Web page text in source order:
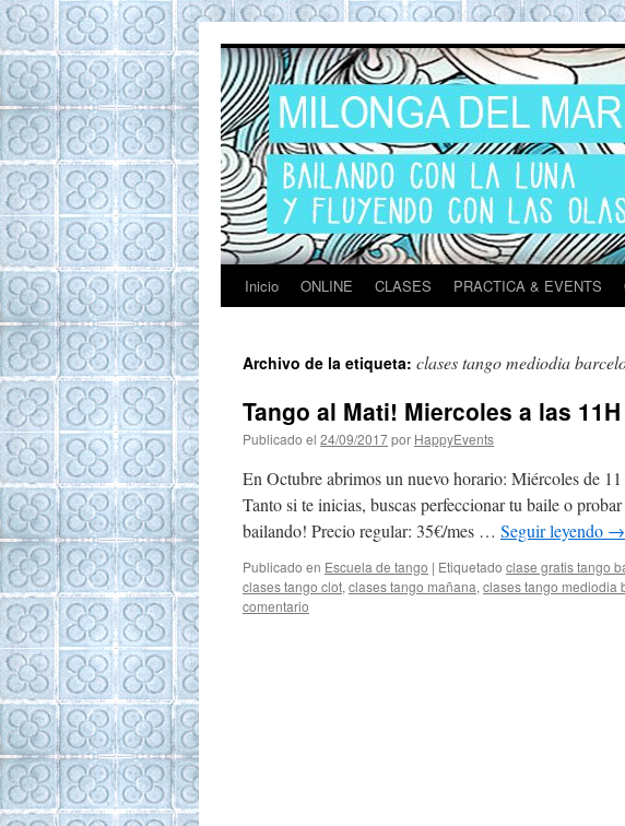
Tango en Barcelona
Tango en Barcelona. Clases de Tango en
Barcelona. Show Tango. Zapatos Tango.
Eventos. Private Tango Lesson. Milonga del
Mar. Milongas y practicas de Tango
Barcelona
Inicio ONLINE CLASES PRACTICA & EVENTS
Archivo de la etiqueta: clases tango mediodia
Tango al Mati! Miercoles a las 11H
Publicado el 24/09/2017por HappyEvents
En Octubre abrimos un nuevo horario: Miércoles de
Tanto si te inicias, buscas perfeccionar tu baile o
bailando! Precio regular: 35€/mes … Seguir leyendo →
Publicado en Escuela de tango | Etiquetado clase gratis tango
clases tango clot, clases tango mañana, clases tango mediodia
comentario